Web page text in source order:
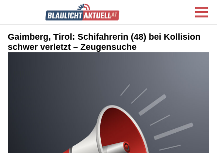
Gaimberg, Tirol: Schifahrerin (48) bei Kollision
schwer verletzt – Zeugensuche